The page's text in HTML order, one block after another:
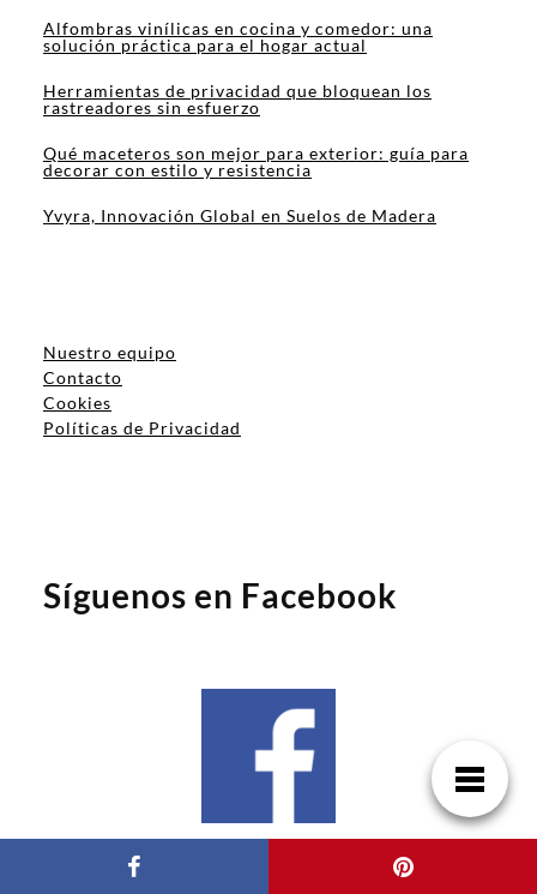
Alfombras vinílicas en cocina y comedor: una
solución práctica para el hogar actual
Herramientas de privacidad que bloquean los
rastreadores sin esfuerzo
Qué maceteros son mejor para exterior: guía para
decorar con estilo y resistencia
Yvyra, Innovación Global en Suelos de Madera
Nuestro equipo
Contacto
Cookies
Políticas de Privacidad
Síguenos en Facebook